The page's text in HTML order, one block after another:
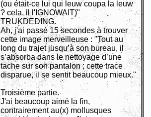
(ou était-ce lui qui leuw coupa la leuw
? cela, il l'IGNOWAIT)"
TRUKDEDING.
Ah, j'ai passé 15 secondes à trouver
cette image merveilleuse : "Tout au
long du trajet jusqu’à son bureau, il
s’absorba dans le nettoyage d’une
tache sur son pantalon ; cette trace
disparue, il se sentit beaucoup mieux."
Troisième partie.
J'ai beaucoup aimé la fin,
contrairement au(x) mollusques